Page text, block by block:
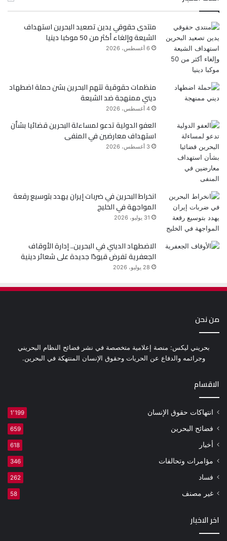
ب
و
ك
ت
ر
منتدى حقوقي يدين تصعيد البحرين استهداف
الشيعة وإلغاء أكثر من 50 موكبا دينيا
6 أغسطس، 2026
منظمات حقوقية تتهم البحرين بشن حملة اضطهاد
ديني ممنهجة ضد الشيعة
4 أغسطس، 2026
العفو الدولية تدعو لمساءلة البحرين قضائيا بشأن
استهداف معارضين في المنفى
3 أغسطس، 2026
انخراط البحرين في ضربات إيران يهدد بتوسيع رقعة
المواجهة في الخليج
31 يوليو، 2026
الاضطهاد الديني في البحرين.. إدارة الأوقاف
الجعفرية تفرض قيودًا جديدة على شعائر دينية
28 يوليو، 2026
من نحن
بحريني ليكس: منصة إعلامية متخصصة في نشر فضائح النظام البحريني
وجرائمه والدفاع عن الحريات وحقوق الإنسان المنتهكة في البحرين.
الاقسام
انتهاكات حقوق الإنسان 1٬199
فضائح البحرين 659
أخبار 618
مؤامرات وتحالفات 346
فساد 262
غير مصنف 58
اخر الاخبار